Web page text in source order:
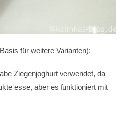
für weitere Varianten):
Ziegenjoghurt verwendet, da
esse, aber es funktioniert mit